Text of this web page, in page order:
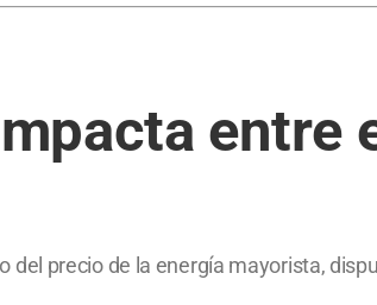
entre
precio de la energía mayorista,